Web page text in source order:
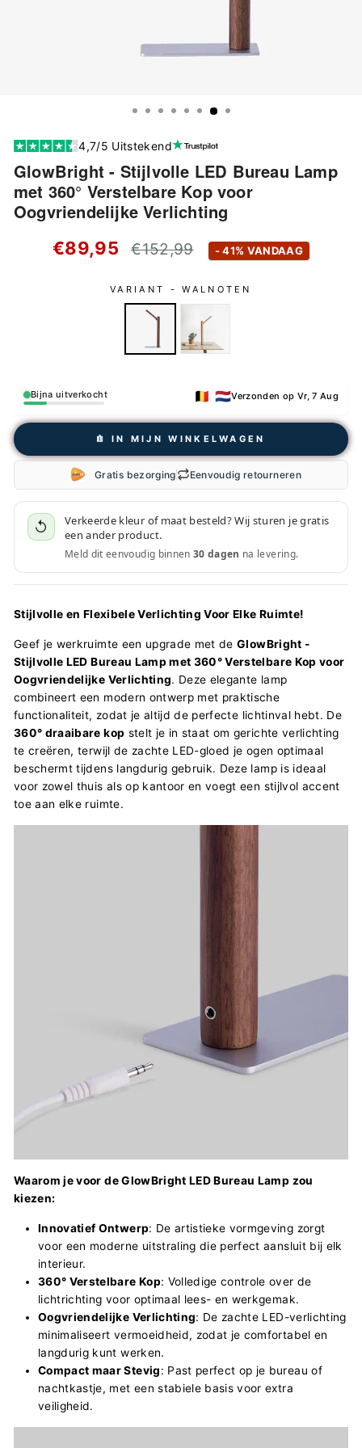
4,7/5 Uitstekend
GlowBright - Stijlvolle LED Bureau Lamp
met 360° Verstelbare Kop voor
Oogvriendelijke Verlichting
€89,95
Standaard
€152,99 - 41% VANDAAG
VARIANT -WALNOTEN
Bijna uitverkocht 🇧🇪 🇳🇱Verzonden op Vr, 7 Aug
𖠩 IN MIJN WINKELWAGEN
Gratis bezorging Eenvoudig retourneren
↺
Verkeerde kleur of maat besteld? Wij sturen je gratis
een ander product.
Meld dit eenvoudig binnen 30 dagen na levering.
Stijlvolle en Flexibele Verlichting Voor Elke Ruimte!
Geef je werkruimte een upgrade met deGlowBright -
Stijlvolle LED Bureau Lamp met 360° Verstelbare Kop voor
Oogvriendelijke Verlichting. Deze elegante lamp
combineert een modern ontwerp met praktische
functionaliteit, zodat je altijd de perfecte lichtinval hebt. De
360° draaibare kop stelt je in staat om gerichte verlichting
te creëren, terwijl de zachte LED-gloed je ogen optimaal
beschermt tijdens langdurig gebruik. Deze lamp is ideaal
voor zowel thuis als op kantoor en voegt een stijlvol accent
toe aan elke ruimte.
Waarom je voor de GlowBright LED Bureau Lamp zou
kiezen:
Innovatief Ontwerp: De artistieke vormgeving zorgt
voor een moderne uitstraling die perfect aansluit bij elk
interieur.
360° Verstelbare Kop: Volledige controle over de
lichtrichting voor optimaal lees- en werkgemak.
Oogvriendelijke Verlichting: De zachte LED-verlichting
minimaliseert vermoeidheid, zodat je comfortabel en
langdurig kunt werken.
Compact maar Stevig: Past perfect op je bureau of
nachtkastje, met een stabiele basis voor extra
veiligheid.